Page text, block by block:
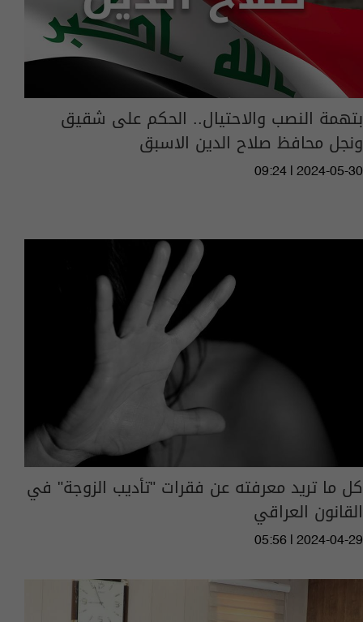
بتهمة النصب والاحتيال.. الحكم على شقيق
ونجل محافظ صلاح الدين الاسبق
09:24 | 2024-05-30
كل ما تريد معرفته عن فقرات "تأديب الزوجة" في
القانون العراقي
05:56 | 2024-04-29